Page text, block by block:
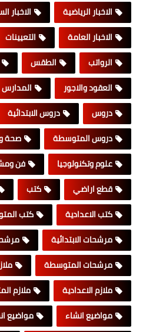
الاخبار الرياضية
الاخبار
الاخبار العامة
التعيينات
الرواتب
الطقس
العقود والاجور
المدارس
دروس
دروس الابتدائية
دروس المتوسطة
صحة
علوم وتكنولوجيا
فن
قطع اراضي
كتب
كتب الاعدادية
كتب
مرشحات الابتدائية
مرشحات المتوسطة
ملازم الاعدادية
ملازم
مواضيع انشاء
مواضيع